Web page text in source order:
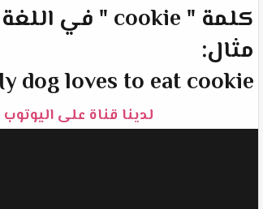
كلمة " cookie " في اللغة الانجليزية تعني " ﻛﻌﻜﺔ".
مثال:
dog loves to eat cookie.
لدينا قناة على